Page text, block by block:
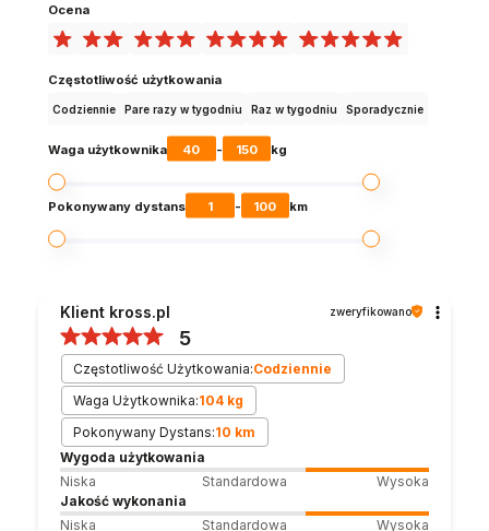
Ocena
Częstotliwość użytkowania
Codziennie Pare razy w tygodniu Raz w tygodniu Sporadycznie
Waga użytkownika 40 - 150 kg
Pokonywany dystans 1 - 100 km
Klient kross.pl zweryfikowano
5
Częstotliwość Użytkowania:Codziennie
Waga Użytkownika:104 kg
Pokonywany Dystans:10 km
Wygoda użytkowania
Niska
Standardowa
Wysoka
Jakość wykonania
Niska
Standardowa Wysoka